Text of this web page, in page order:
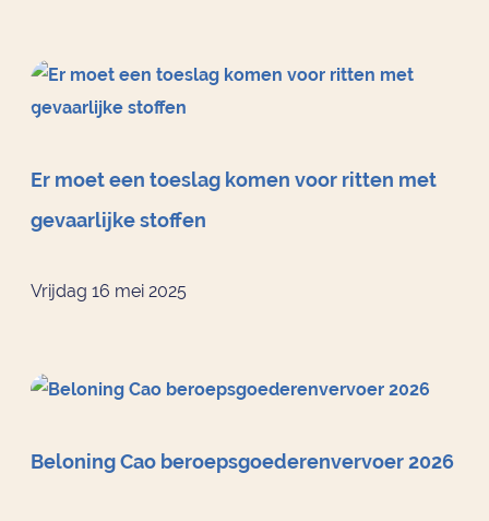
Er moet een toeslag komen voor ritten met
gevaarlijke stoffen
Vrijdag 16 mei 2025
Beloning Cao beroepsgoederenvervoer 2026